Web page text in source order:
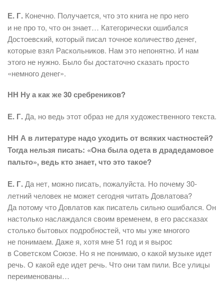
Е. Г. Конечно. Получается, что это книга не про него
и не про то, что он знает… Категорически ошибался
Достоевский, который писал точное количество денег,
которые взял Раскольников. Нам это непонятно. И нам
этого не нужно. Было бы достаточно сказать просто
«немного денег».
НН Ну а как же 30 сребреников?
Е. Г. Да, но ведь этот образ не для художественного текста.
НН А в литературе надо уходить от всяких частностей?
Тогда нельзя писать: «Она была одета в драдедамовое
пальто», ведь кто знает, что это такое?
Е. Г. Да нет, можно писать, пожалуйста. Но почему 30-
летний человек не может сегодня читать Довлатова?
Да потому что Довлатов как писатель сильно ошибался. Он
настолько наслаждался своим временем, в его рассказах
столько бытовых подробностей, что мы уже многого
не понимаем. Даже я, хотя мне 51 год и я вырос
в Советском Союзе. Но я не понимаю, о какой музыке идет
речь. О какой еде идет речь. Что они там пили. Все улицы
переименованы…